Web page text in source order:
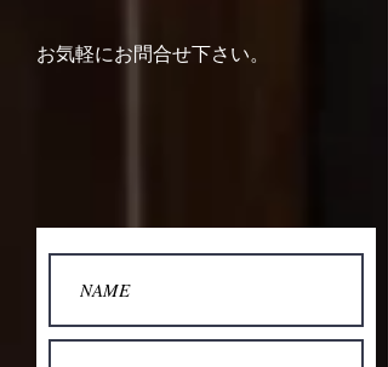
お気軽にお問合せ下さい。